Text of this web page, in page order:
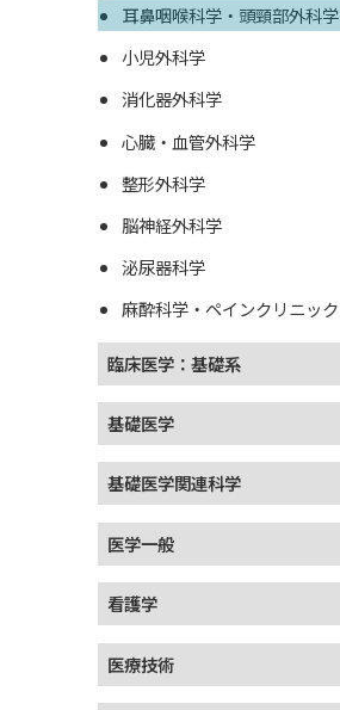
耳鼻咽喉科学・頭頸部外科学
小児外科学
消化器外科学
心臓・血管外科学
整形外科学
脳神経外科学
泌尿器科学
麻酔科学・ペインクリニック
臨床医学：基礎系
基礎医学
基礎医学関連科学
医学一般
看護学
医療技術